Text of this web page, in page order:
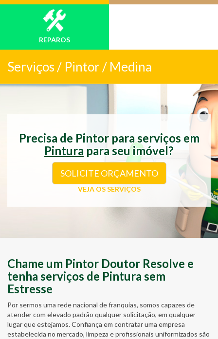
REPAROS
Serviços / Pintor / Medina
Precisa de Pintor para serviços em
Pintura para seu imóvel?
SOLICITE ORÇAMENTO
VEJA OS SERVIÇOS
Chame um Pintor Doutor Resolve e
tenha serviços de Pintura sem
Estresse
Por sermos uma rede nacional de franquias, somos capazes de
atender com elevado padrão qualquer solicitação, em qualquer
lugar que estejamos. Confiança em contratar uma empresa
estabelecida no mercado, limpeza e profissionais uniformizados são